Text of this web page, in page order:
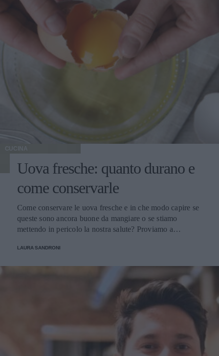
CUCINA
Uova fresche: quanto durano e
come conservarle
Come conservare le uova fresche e in che modo capire se
queste sono ancora buone da mangiare o se stiamo
mettendo in pericolo la nostra salute? Proviamo a
LAURA SANDRONI